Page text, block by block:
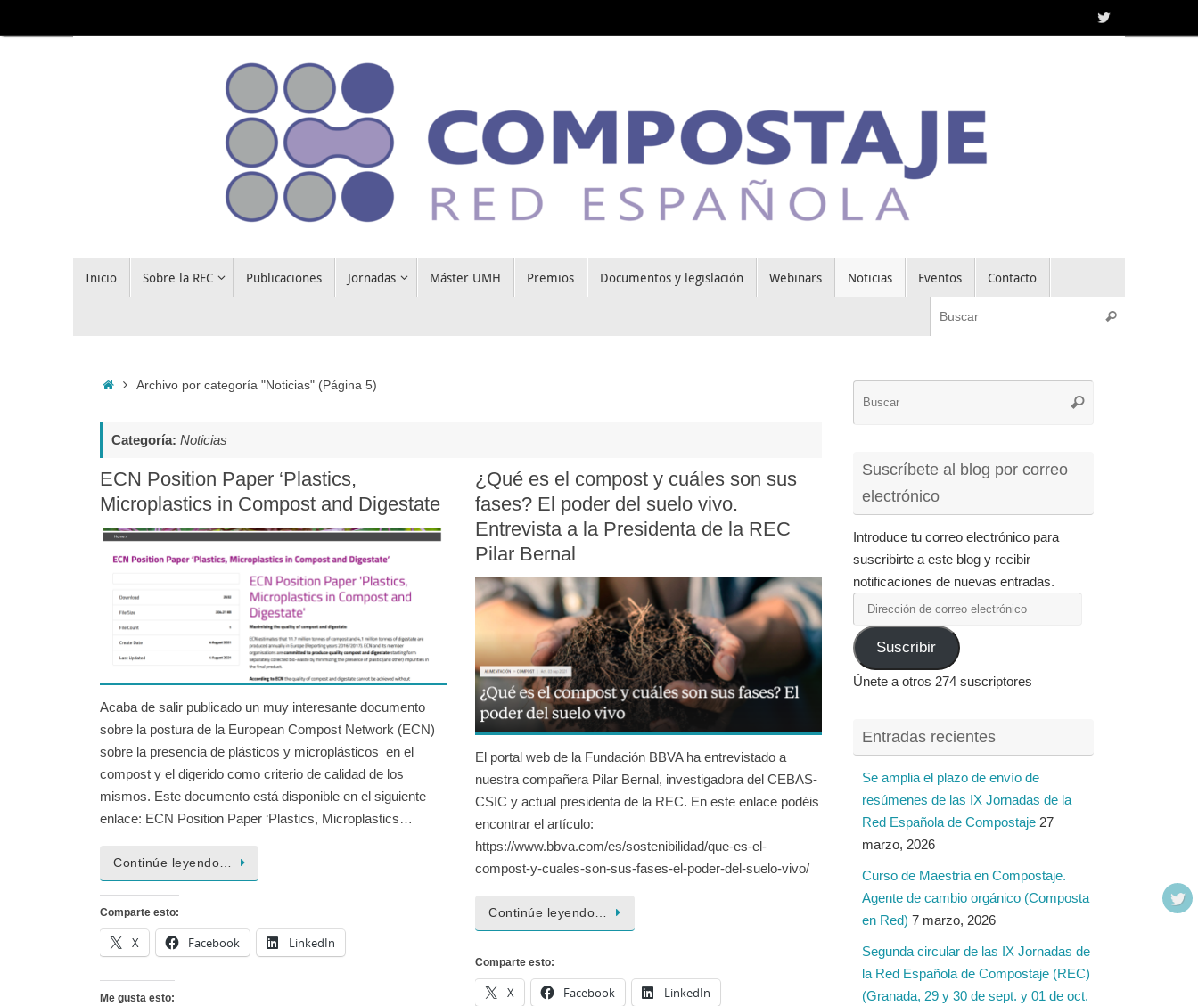
al
Inicio Sobre la REC Publicaciones Jornadas Máster UMH Premios Documentos y legislación Webinars Noticias Eventos Contacto
Buscar
InicioArchivo por categoría "Noticias"(Página 5)
Categoría: Noticias
ECN Position Paper ‘Plastics,
Microplastics in Compost and Digestate
Acaba de salir publicado un muy interesante documento
sobre la postura de la European Compost Network (ECN)
sobre la presencia de plásticos y microplásticos en el
compost y el digerido como criterio de calidad de los
mismos. Este documento está disponible en el siguiente
enlace: ECN Position Paper ‘Plastics, Microplastics…
Continúe leyendo…
Comparte esto:
X Facebook LinkedIn
Me gusta esto:
¿Qué es el compost y cuáles son sus
fases? El poder del suelo vivo.
Entrevista a la Presidenta de la REC
Pilar Bernal
El portal web de la Fundación BBVA ha entrevistado a
nuestra compañera Pilar Bernal, investigadora del CEBAS-
CSIC y actual presidenta de la REC. En este enlace podéis
encontrar el artículo:
https://www.bbva.com/es/sostenibilidad/que-es-el-
compost-y-cuales-son-sus-fases-el-poder-del-suelo-vivo/
Continúe leyendo…
Comparte esto:
X Facebook LinkedIn
Buscar
Suscríbete al blog por correo
electrónico
Introduce tu correo electrónico para
suscribirte a este blog y recibir
notificaciones de nuevas entradas.
Dirección
de
correo
electrónico
Suscribir
Únete a otros 274 suscriptores
Entradas recientes
Se amplia el plazo de envío de
resúmenes de las IX Jornadas de la
Red Española de Compostaje 27
marzo, 2026
Curso de Maestría en Compostaje.
Agente de cambio orgánico (Composta
en Red) 7 marzo, 2026
Segunda circular de las IX Jornadas de
la Red Española de Compostaje (REC)
(Granada, 29 y 30 de sept. y 01 de oct.